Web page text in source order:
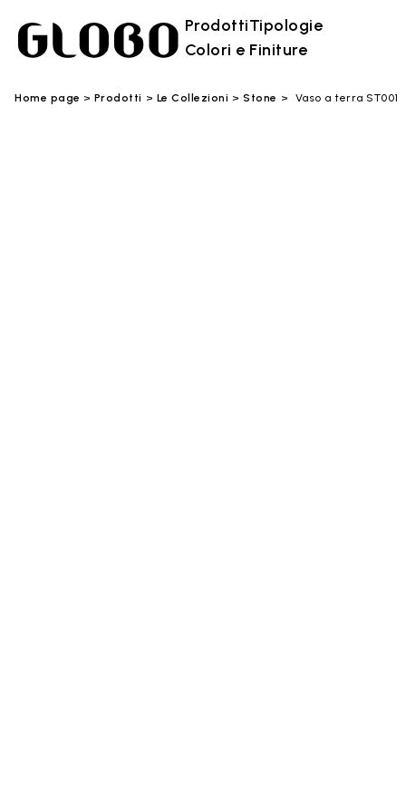
ProdottiTipologie
Colori e Finiture
Home page Prodotti Le Collezioni Stone Vaso a terra ST001